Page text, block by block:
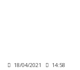
18/04/2021 14:58